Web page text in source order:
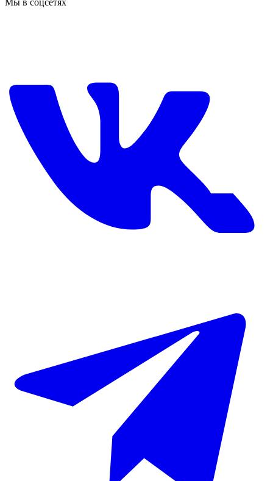
Мы в соцсетях